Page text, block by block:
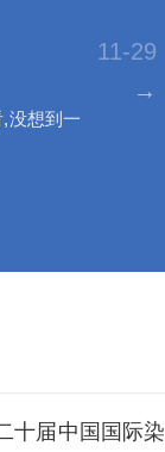
没想到一
11-29
→
十届中国国际染